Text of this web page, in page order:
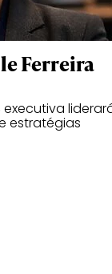
Ferreira
executiva
estratégias